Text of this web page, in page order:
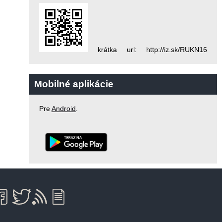
krátka url: http://iz.sk/RUKN16
Mobilné aplikácie
PreAndroid